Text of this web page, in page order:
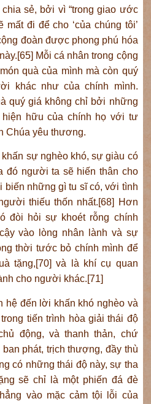
sẻ, bởi vì “trong giao ước
mất đi để cho ‘của chúng tôi’
đoàn được phong phú hóa
Mỗi cá nhân trong cộng
quà của mình mà còn quý
khác như của chính mình.
quý giá không chỉ bởi những
hữu của chính họ với tư
Chúa yêu thương.
sự nghèo khó, sự giàu có
đó người ta sẽ hiến thân cho
biến những gì tu sĩ có, với tình
thiếu thốn nhất.[68] Hơn
đòi hỏi sự khoét rỗng chính
vào lòng nhân lành và sự
thời tước bỏ chính mình để
tặng,[70] và là khí cụ quan
cho người khác.[71]
hệ đến lời khấn khó nghèo và
tiến trình hòa giải thái độ
động, và thanh thản, chứ
phát, trịch thượng, đầy thù
có những thái độ này, sự tha
sẽ chỉ là một phiến đá đè
vào mặc cảm tội lỗi của